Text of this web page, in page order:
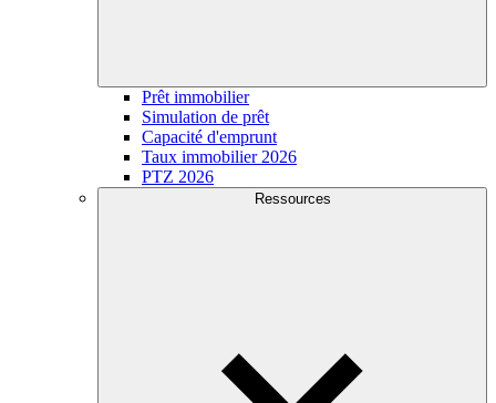
Prêt immobilier
Simulation de prêt
Capacité d'emprunt
Taux immobilier 2026
PTZ 2026
Ressources